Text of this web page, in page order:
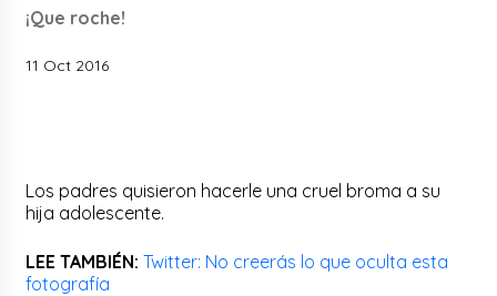
¡Que roche!
11 Oct 2016
Los padres quisieron hacerle una cruel broma a su
hija adolescente.
LEE TAMBIÉN: Twitter: No creerás lo que oculta esta
fotografía